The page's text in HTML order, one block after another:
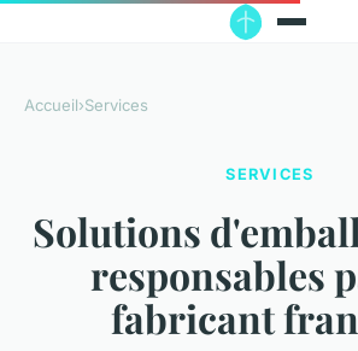
Accueil›Services
SERVICES
Solutions
responsables
fabricant